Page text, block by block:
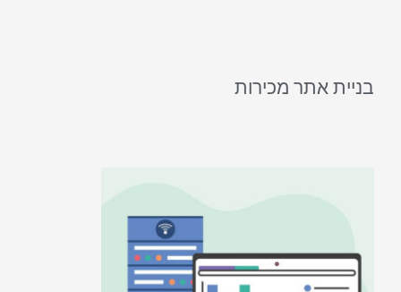
בניית אתר מכירות